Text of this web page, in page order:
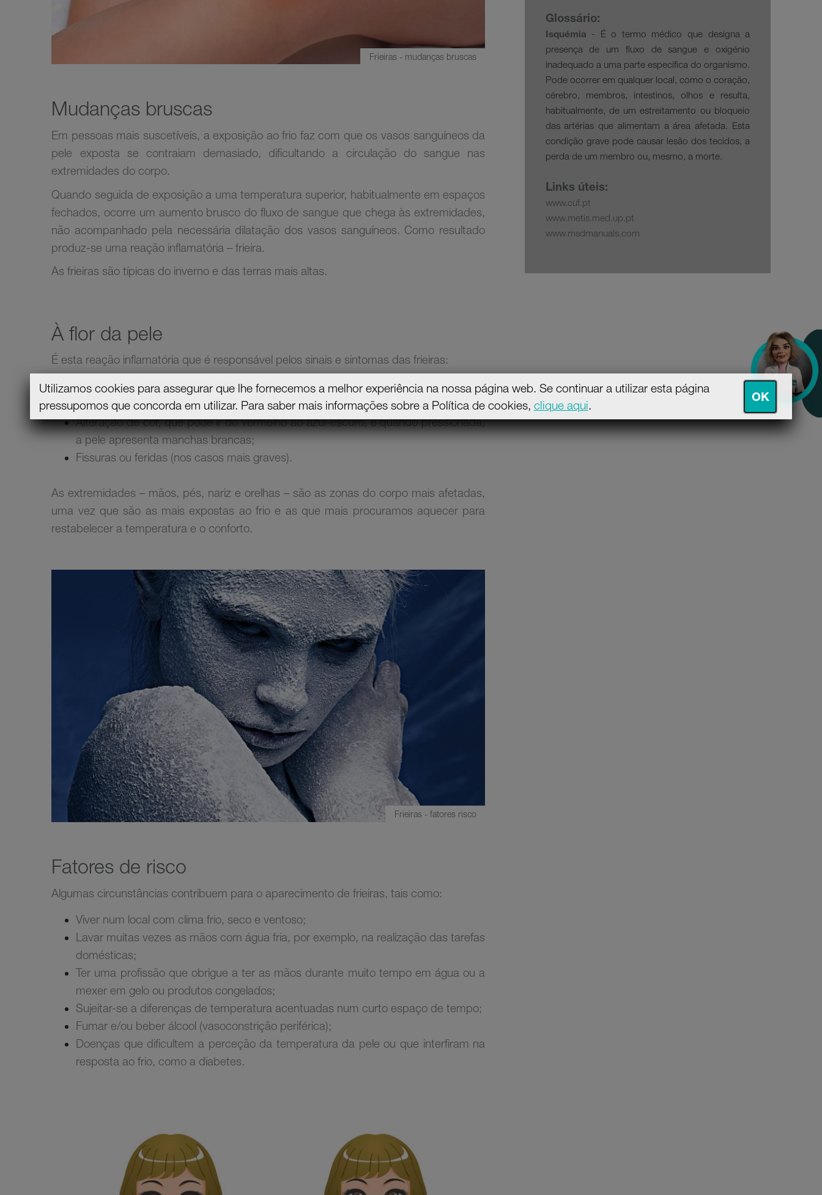
Frieiras - mudanças bruscas
Mudanças bruscas
Em pessoas mais suscetíveis, a exposição ao frio faz com que os vasos sanguíneos da
pele exposta se contraiam demasiado, dificultando a circulação do sangue nas
extremidades do corpo.
Quando seguida de exposição a uma temperatura superior, habitualmente em espaços
fechados, ocorre um aumento brusco do fluxo de sangue que chega às extremidades,
não acompanhado pela necessária dilatação dos vasos sanguíneos. Como resultado
produz-se uma reação inflamatória – frieira.
As frieiras são típicas do inverno e das terras mais altas.
À flor da pele
É esta reação inflamatória que é responsável pelos sinais e sintomas das frieiras:
Comichão ou sensação de queimadura;
Dor e inchaço, bolhas;
Alteração de cor, que pode ir do vermelho ao azul-escuro, e quando pressionada,
a pele apresenta manchas brancas;
Fissuras ou feridas (nos casos mais graves).
As extremidades – mãos, pés, nariz e orelhas – são as zonas do corpo mais afetadas,
uma vez que são as mais expostas ao frio e as que mais procuramos aquecer para
restabelecer a temperatura e o conforto.
Frieiras - fatores risco
Fatores de risco
Algumas circunstâncias contribuem para o aparecimento de frieiras, tais como:
Viver num local com clima frio, seco e ventoso;
Lavar muitas vezes as mãos com água fria, por exemplo, na realização das tarefas
domésticas;
Ter uma profissão que obrigue a ter as mãos durante muito tempo em água ou a
mexer em gelo ou produtos congelados;
Sujeitar-se a diferenças de temperatura acentuadas num curto espaço de tempo;
Fumar e/ou beber álcool (vasoconstrição periférica);
Doenças que dificultem a perceção da temperatura da pele ou que interfiram na
resposta ao frio, como a diabetes.
Glossário:
Isquémia - É o termo médico que designa a
presença de um fluxo de sangue e oxigénio
inadequado a uma parte específica do organismo.
Pode ocorrer em qualquer local, como o coração,
cérebro, membros, intestinos, olhos e resulta,
habitualmente, de um estreitamento ou bloqueio
das artérias que alimentam a área afetada. Esta
condição grave pode causar lesão dos tecidos, a
perda de um membro ou, mesmo, a morte.
Links úteis:
www.cuf.pt
www.metis.med.up.pt
www.msdmanuals.com
Utilizamos cookies para assegurar que lhe fornecemos a melhor experiência na nossa página web. Se continuar a utilizar esta página
pressupomos que concorda em utilizar. Para saber mais informações sobre a Política de cookies, clique aqui
OK